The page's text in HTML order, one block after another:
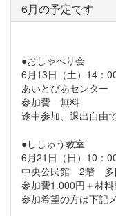
6月の予定です
●おしゃべり会
6月13日（土）14：
あいとぴあセンタ
参加費 無料
途中参加、退出自由
●ししゅう教室
6月21日（日）10：
中央公民館 2階 多
参加費1.000円＋材
参加希望の方は下記